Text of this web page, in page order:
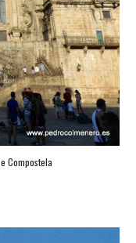
Compostela